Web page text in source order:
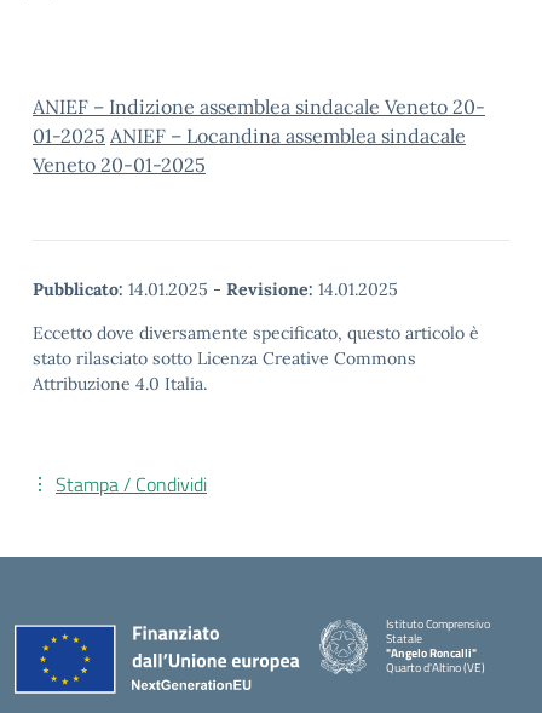
ANIEF – Indizione assemblea sindacale Veneto 20-
01-2025 ANIEF – Locandina assemblea sindacale
Veneto 20-01-2025
Pubblicato: 14.01.2025 - Revisione: 14.01.2025
Eccetto dove diversamente specificato, questo articolo è
stato rilasciato sotto Licenza Creative Commons
Attribuzione 4.0 Italia.
Stampa / Condividi
Istituto Comprensivo
Statale
"Angelo Roncalli"
Quarto d'Altino (VE)